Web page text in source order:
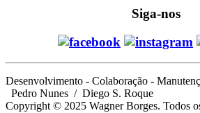
Siga-nos
Desenvolvimento - Colaboração -
Pedro Nunes / Diego S. Roque
Copyright © 2025 Wagner Borges. Todos